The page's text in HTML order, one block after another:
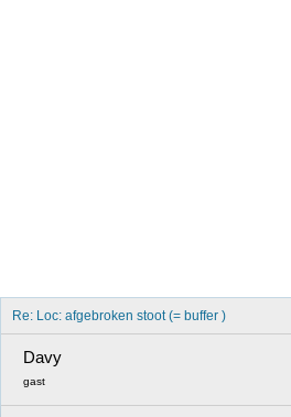
Re: Loc: afgebroken stoot (= buffer )
Davy
gast